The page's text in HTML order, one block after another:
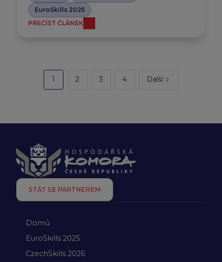
EuroSkills 2025
PŘEČÍST ČLÁNEK
1 2 3 4 Další
STÁT SE PARTNEREM
Domů
EuroSkills 2025
CzechSkills 2026